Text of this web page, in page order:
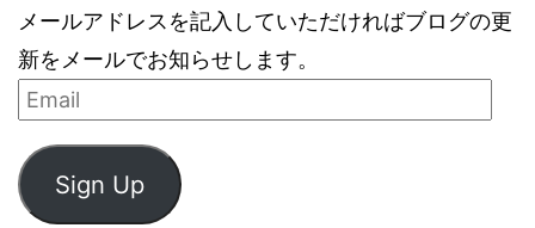
メールアドレスを記入していただければブログの更
新をメールでお知らせします。
Sign Up